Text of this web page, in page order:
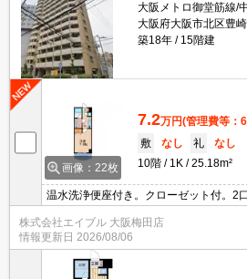
大阪メトロ御堂筋線/
大阪府大阪市北区豊
築18年
15階建
画像：22枚
7.2万円(管理費等：
敷
なし 礼
なし
10階
1K 25.18m²
温水洗浄便座付き。クローゼット付。2
クスあり。
株式会社エイブル 大阪梅田店
情報更新日 2026/08/06